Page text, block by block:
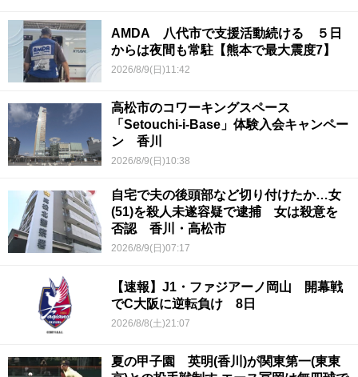
AMDA 八代市で支援活動続ける ５日
からは夜間も常駐【熊本で最大震度7】
2026/8/9(日)11:42
高松市のコワーキングスペース
「Setouchi-i-Base」体験入会キャンペー
ン 香川
2026/8/9(日)10:38
自宅で夫の後頭部など切り付けたか…女
(51)を殺人未遂容疑で逮捕 女は殺意を
否認 香川・高松市
2026/8/9(日)07:17
【速報】J1・ファジアーノ岡山 開幕戦
でC大阪に逆転負け 8日
2026/8/8(土)21:07
夏の甲子園 英明(香川)が関東第一(東東